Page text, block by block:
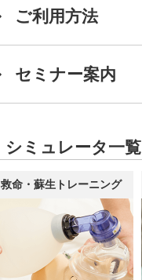
ご利用方法
セミナー案内
シミュレータ一覧
救命・蘇生トレーニング